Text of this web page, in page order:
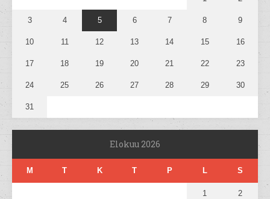
3 4 5 6 7 8 9
10 11 12 13 14 15 16
17 18 19 20 21 22 23
24 25 26 27 28 29 30
31
Elokuu 2026
M T K T P L S
1 2